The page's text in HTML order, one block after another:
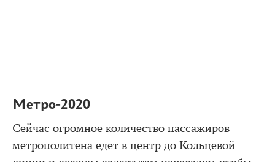
Метро-2020
Сейчас огромное количество пассажиров
метрополитена едет в центр до Кольцевой